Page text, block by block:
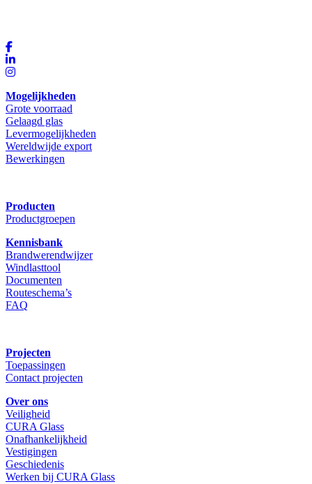
Mogelijkheden
Grote voorraad
Gelaagd glas
Levermogelijkheden
Wereldwijde export
Bewerkingen
Producten
Productgroepen
Kennisbank
Brandwerendwijzer
Windlasttool
Documenten
Routeschema’s
FAQ
Projecten
Toepassingen
Contact projecten
Over ons
Veiligheid
CURA Glass
Onafhankelijkheid
Vestigingen
Geschiedenis
Werken bij CURA Glass